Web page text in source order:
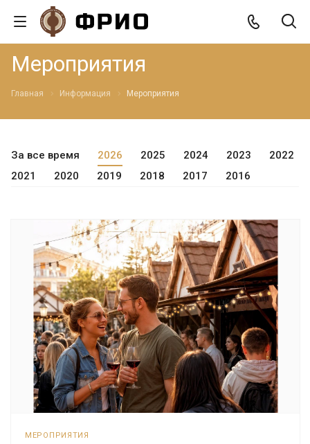
Мероприятия
Главная Информация Мероприятия
За все время 2026 2025 2024 2023
2022
2021
2020 2019 2018 2017 2016
МЕРОПРИЯТИЯ